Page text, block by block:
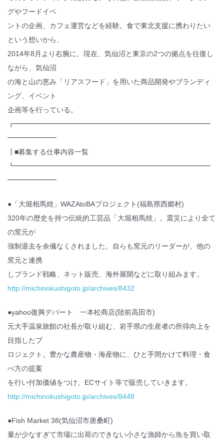
グやフードイベ
ントの企画、カフェ運営などを経験。食で東北支援に携わりたい
という想いから、
2014年8月より右腕に。現在、気仙沼と東京の2つの拠点を往復し
ながら、気仙沼
の海と山の恵み「リアスフード」を用いた商品開発やブランディ
ング、イベント
企画等を行っている。
┏━━━━━━━━━━━━━━━━━━━━━━━━━━━━
━━━━━━━
┃■募集する仕事内容一覧
┗━━━━━━━━━━━━━━━━━━━━━━━━━━━━
━━━━━━━
●「大堀相馬焼」WAZAtoBAプロジェクト(福島県西郷村)
320年の歴史を持つ伝統的工芸品「大堀相馬焼」。震災により全て
の窯元が
強制退去を余儀なくされました。自らも窯元のリーダーが、他の
窯元と連携
しブランド戦略、ネット販売、海外展開などに取り組みます。
http://michinokushigoto.jp/archives/8432
●yahoo復興デパート 一本松商店(陸前高田市)
元大手温泉旅館の社長が取り組む、岩手県の生産者の所得向上を
目指したプ
ロジェクト。豊かな農産物・海産物に、ひと手間かけて料理・食
べ方の提案
を行い付加価値をつけ、ECサイト等で販売していきます。
http://michinokushigoto.jp/archives/8448
●Fish Market 38(気仙沼市唐桑町)
量が少なすぎて市場に出荷のできない小さな漁師から魚を買い取